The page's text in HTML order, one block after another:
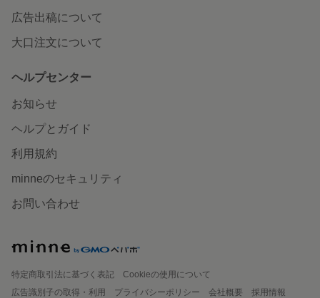
広告出稿について
大口注文について
ヘルプセンター
お知らせ
ヘルプとガイド
利用規約
minneのセキュリティ
お問い合わせ
特定商取引法に基づく表記
Cookieの使用について
広告識別子の取得・利用
プライバシーポリシー 会社概要
採用情報